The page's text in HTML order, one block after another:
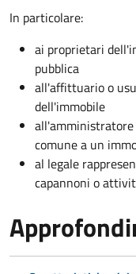
In particolare:
ai proprietari
pubblica
all'affittuario o
dell'immobile
all'amministratore
comune a un
al legale
capannoni o